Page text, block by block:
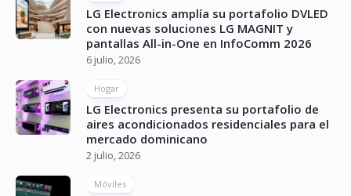
LG Electronics amplía su portafolio DVLED
con nuevas soluciones LG MAGNIT y
pantallas All-in-One en InfoComm 2026
6 julio, 2026
Hogar
LG Electronics presenta su portafolio de
aires acondicionados residenciales para el
mercado dominicano
2 julio, 2026
Móviles